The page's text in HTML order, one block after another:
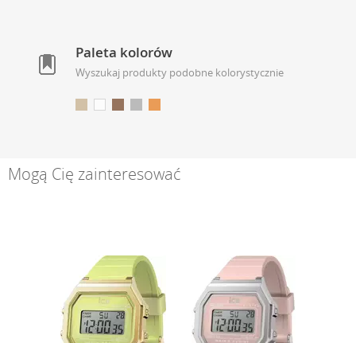
Paleta kolorów
Wyszukaj produkty podobne kolorystycznie
Mogą Cię zainteresować